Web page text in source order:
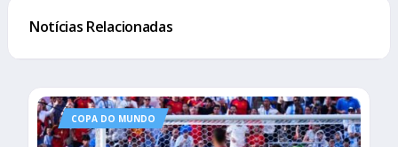
Notícias Relacionadas
COPA DO MUNDO